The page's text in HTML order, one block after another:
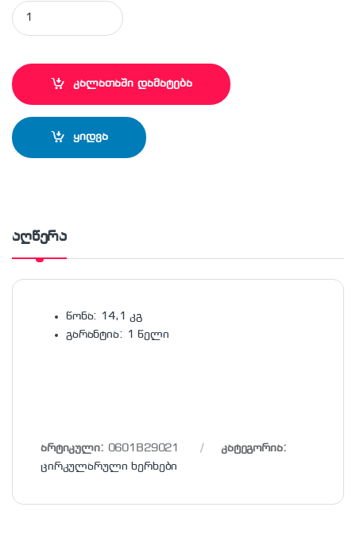
BOSCH - GCM10MX ცირკულარული ხერხი quantity
კალათაში დამატება
ყიდვა
აღწერა
წონა: 14,1 კგ
გარანტია: 1 წელი
არტიკული: 0601B29021
კატეგორია:
ცირკულარული ხერხები